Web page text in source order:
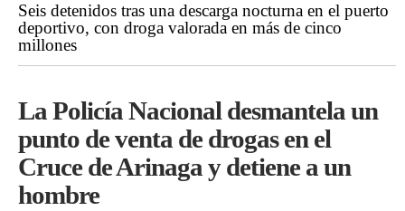
Seis detenidos tras una descarga nocturna en el puerto
deportivo, con droga valorada en más de cinco
millones
La Policía Nacional desmantela un
punto de venta de drogas en el
Cruce de Arinaga y detiene a un
hombre